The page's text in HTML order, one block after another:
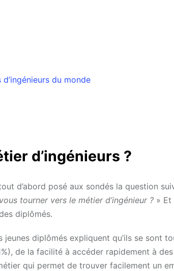
du monde
d’ingénieurs ?
d’abord posé aux sondés la question
tourner vers le métier d’ingénieur ? » Et
diplômés.
diplômés expliquent qu’ils se sont
de la facilité à accéder rapidement à
qui permet de trouver facilement un